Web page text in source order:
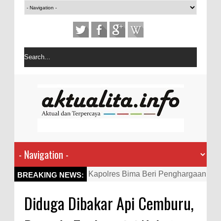
BREAKING NEWS:
Kapolres Bima Beri Penghargaan
Aktif Bantu Polisi Berantas
Diduga Dibakar Api Cemburu,